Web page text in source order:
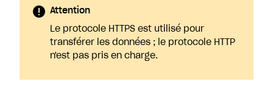
Attention
Le protocole HTTPS est utilisé pour
transférer les données ; le protocole HTTP
n'est pas pris en charge.